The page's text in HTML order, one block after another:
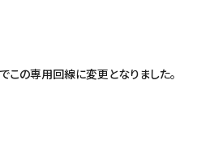
の専用回線に変更となりました。